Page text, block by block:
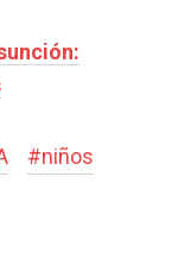
#niños